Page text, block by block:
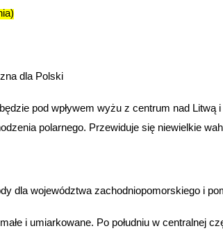
dla Polski
pod wpływem wyżu z centrum nad Litwą
polarnego. Przewiduje się niewielkie
dla województwa zachodniopomorskiego i
i umiarkowane. Po południu w centralnej